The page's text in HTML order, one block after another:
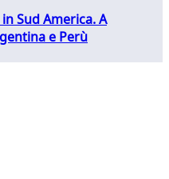
Sud America. A
e Perù